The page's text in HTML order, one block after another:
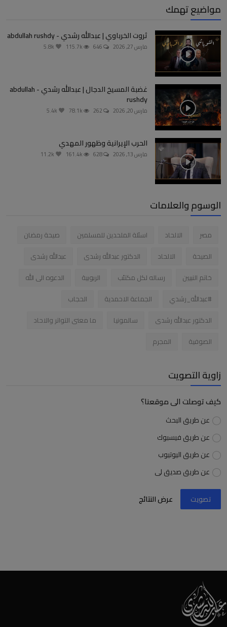
مواضيع تهمك
ثروت الخرباوي | عبدالله رشدي - abdullah rushdy
مارس 27, 2026
غضبة المسيخ الدجال | عبدالله رشدي - abdullah
rushdy
مارس 20, 2026
الحرب الإيرانية وظهور المهدي
مارس 13, 2026
الوسوم والعلامات
مصر الالحاد اسئلة الملحدين للمسلمين
صيحة رمضان
الصيحة
الالحاد الدكتور عبدالله رشدى
عبدالله رشدى
خاتم النبيين
رساله لكل مكتئب الربوبية
الدعوه الى الله
#عبدالله_رشدي
الجماعة الاحمدية
الحجاب
الدكتور عبدالله رشدى
سالمونيا
ما معنى التواتر والاحاد
الصوفية
المجرم
زاوية التصويت
كيف توصلت الى موقعنا؟
عن طريق البحث
عن طريق فيسبوك
عن طريق اليوتيوب
عن طريق صديق لى
تصويت عرض النتائج